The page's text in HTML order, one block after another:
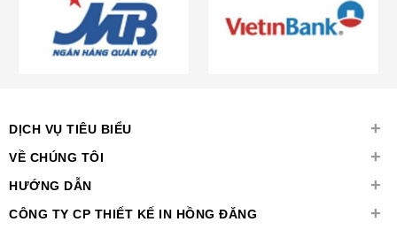
DỊCH VỤ TIÊU BIỂU +
VỀ CHÚNG TÔI +
HƯỚNG DẪN +
CÔNG TY CP THIẾT KẾ IN HỒNG ĐĂNG +